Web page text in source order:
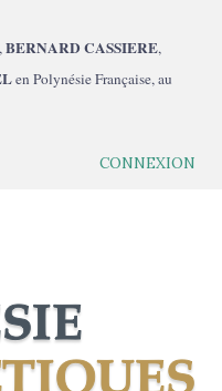
BERNARD CASSIERE,
en Polynésie Française, au
CONNEXION